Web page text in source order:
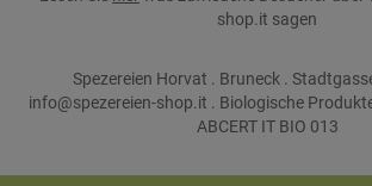
shop.it sagen
Spezereien Horvat . Bruneck .
info@spezereien-shop.it . Biologische
ABCERT IT BIO 013